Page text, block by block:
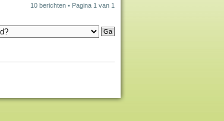
10 berichten • Pagina 1 van 1